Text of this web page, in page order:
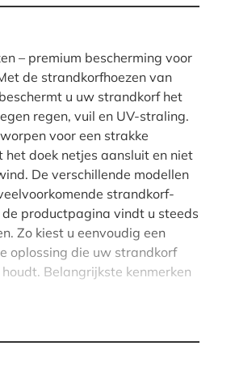
– premium bescherming voor
de strandkorfhoezen van
u uw strandkorf het
regen, vuil en UV-straling.
voor een strakke
het doek netjes aansluit en niet
De verschillende modellen
strandkorf-
productpagina vindt u steeds
Zo kiest u eenvoudig een
oplossing die uw strandkorf
Belangrijkste kenmerken